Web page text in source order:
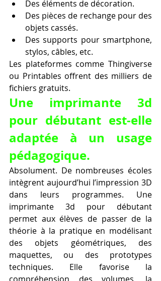
Des éléments de décoration.
Des pièces de rechange pour des
objets cassés.
Des supports pour smartphone,
stylos, câbles, etc.
Les plateformes comme Thingiverse
ou Printables offrent des milliers de
fichiers gratuits.
Une imprimante 3d
pour débutant est-elle
adaptée à un usage
pédagogique.
Absolument. De nombreuses écoles
intègrent aujourd’hui l’impression 3D
dans leurs programmes. Une
imprimante 3d pour débutant
permet aux élèves de passer de la
théorie à la pratique en modélisant
des objets géométriques, des
maquettes, ou des prototypes
techniques. Elle favorise la